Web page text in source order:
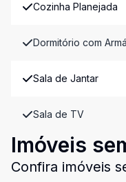
Cozinha Planejada
Dormitório com
Sala de Jantar
Sala de TV
Imóveis
Confira imóveis